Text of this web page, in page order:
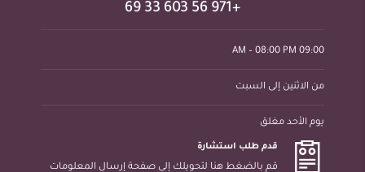
+971 56 603 33 69
09:00 AM – 08:00 PM
من الاثنين إلى السبت
يوم الأحد مغلق
قدم طلب استشارة
قم بالضغط هنا لتحويلك إلى صفحة إرسال المعلومات